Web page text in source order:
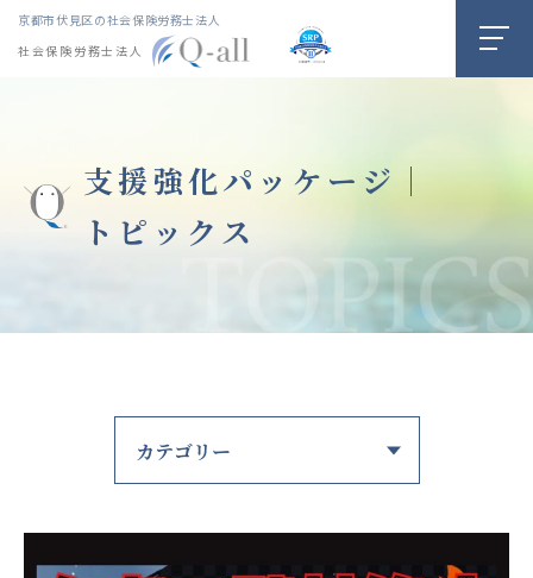
京都市伏見区の社会保険労務士法人
社会保険労務士法人
支援強化パッケージ｜
トピックス